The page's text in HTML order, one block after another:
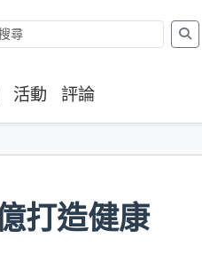
活動 評論
打造健康